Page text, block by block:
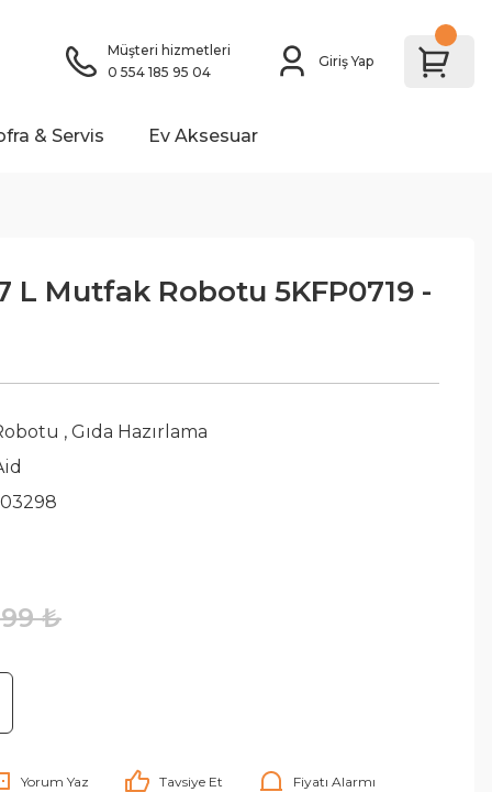
Müşteri hizmetleri
0 554 185 95 04
Giriş Yap
& Servis Ev Aksesuar
L Mutfak Robotu 5KFP0719 -
,Gıda Hazırlama
₺
Yorum Yaz Tavsiye Et Fiyatı Alarmı